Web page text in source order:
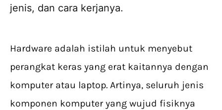
jenis, dan cara kerjanya.
Hardware adalah istilah untuk menyebut
perangkat keras yang erat kaitannya dengan
komputer atau laptop. Artinya, seluruh jenis
komponen komputer yang wujud fisiknya